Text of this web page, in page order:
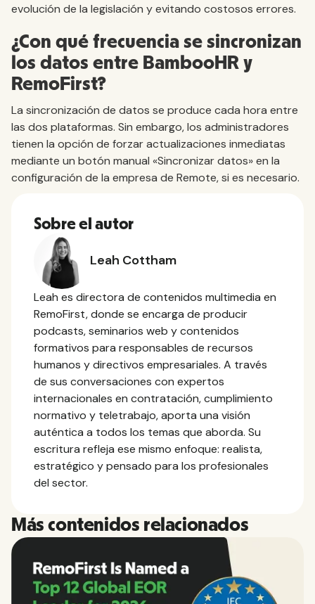
evolución de la legislación y evitando costosos errores.
¿Con qué frecuencia se sincronizan
los datos entre BambooHR y
RemoFirst?
La sincronización de datos se produce cada hora entre
las dos plataformas. Sin embargo, los administradores
tienen la opción de forzar actualizaciones inmediatas
mediante un botón manual «Sincronizar datos» en la
configuración de la empresa de Remote, si es necesario.
Sobre el autor
Leah Cottham
Leah es directora de contenidos multimedia en
RemoFirst, donde se encarga de producir
podcasts, seminarios web y contenidos
formativos para responsables de recursos
humanos y directivos empresariales. A través
de sus conversaciones con expertos
internacionales en contratación, cumplimiento
normativo y teletrabajo, aporta una visión
auténtica a todos los temas que aborda. Su
escritura refleja ese mismo enfoque: realista,
estratégico y pensado para los profesionales
del sector.
Más contenidos relacionados